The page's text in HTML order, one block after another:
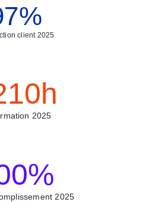
%
client 2025
h
2025
%
2025